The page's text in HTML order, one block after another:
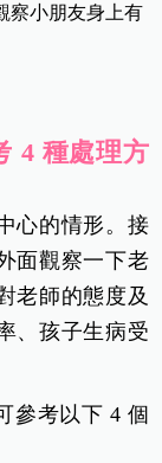
察小朋友身上有
4 種處理方
心的情形。接
面觀察一下老
老師的態度及
、孩子生病受
參考以下 4 個